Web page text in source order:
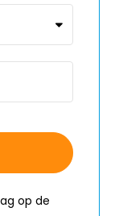
op de